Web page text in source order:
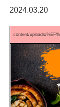
2024.03.20
content/uploads/